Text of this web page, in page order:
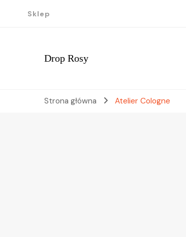
Sklep
Drop Rosy
Strona główna Atelier Cologne